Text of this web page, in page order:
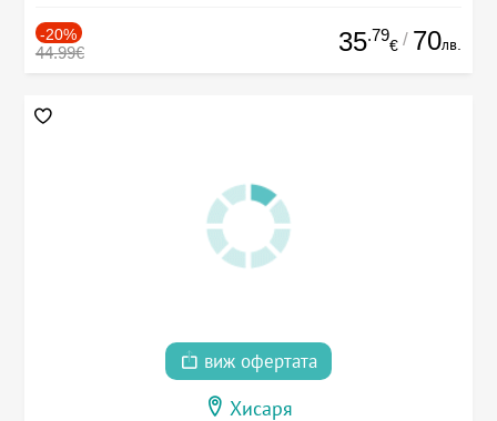
-20%
44.99€ 35.79
€ / 70лв.
виж офертата
Хисаря